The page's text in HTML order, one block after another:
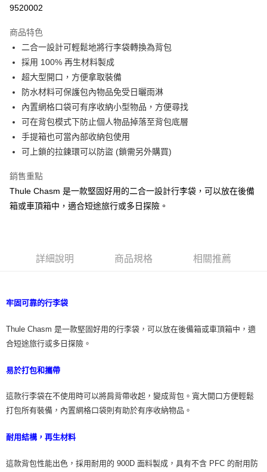
上海商業儲蓄銀行
臺灣中小企業銀行
匯豐（台灣）商業銀行
華泰商業銀行
聯邦商業銀行
元大商業銀行
玉山商業銀行
星展（台灣）商業銀行
台灣樂天信用卡公司
合作金庫商業銀行
上海商業儲蓄銀行
國泰世華商業銀行
兆豐國際商業銀行
匯豐（台灣）商業銀行
聯邦商業銀行
元大商業銀行
永豐商業銀行
玉山商業銀行
星展（台灣）商業銀行
台新國際商業銀行
中國信託商業銀行
LINE Pay
Apple Pay
街口支付
悠遊付
全盈+PAY
運送方式
9520002
商品特色
二合一設計可輕鬆地將行李袋轉換為背包
採用 100% 再生材料製成
超大型開口，方便拿取裝備
防水材料可保護包內物品免受日曬雨淋
內置網格口袋可有序收納小型物品，方便尋找
可在背包模式下防止個人物品掉落至背包底層
手提箱也可當內部收納包使用
可上鎖的拉鍊環可以防盜 (鎖需另外購買)
銷售重點
Thule Chasm 是一款堅固好用的二合一設計行李袋，可以放在後備
箱或車頂箱中，適合短途旅行或多日探險。
詳細說明 商品規格 相關推薦
牢固可靠的行李袋
Thule Chasm 是一款堅固好用的行李袋，可以放在後備箱或車頂箱中，適
合短途旅行或多日探險。
易於打包和攜帶
這款行李袋在不使用時可以將肩背帶收起，變成背包。寬大開口方便輕鬆
打包所有裝備，內置網格口袋則有助於有序收納物品。
耐用結構，再生材料
這款背包性能出色，採用耐用的 900D 面料製成，具有不含 PFC 的耐用防